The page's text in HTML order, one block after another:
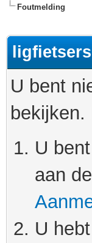
Foutmelding
U bent
U
aan
U